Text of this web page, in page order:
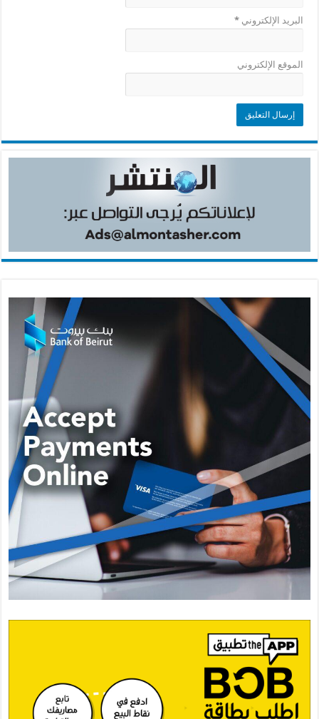
البريد الإلكتروني*
الموقع الإلكتروني